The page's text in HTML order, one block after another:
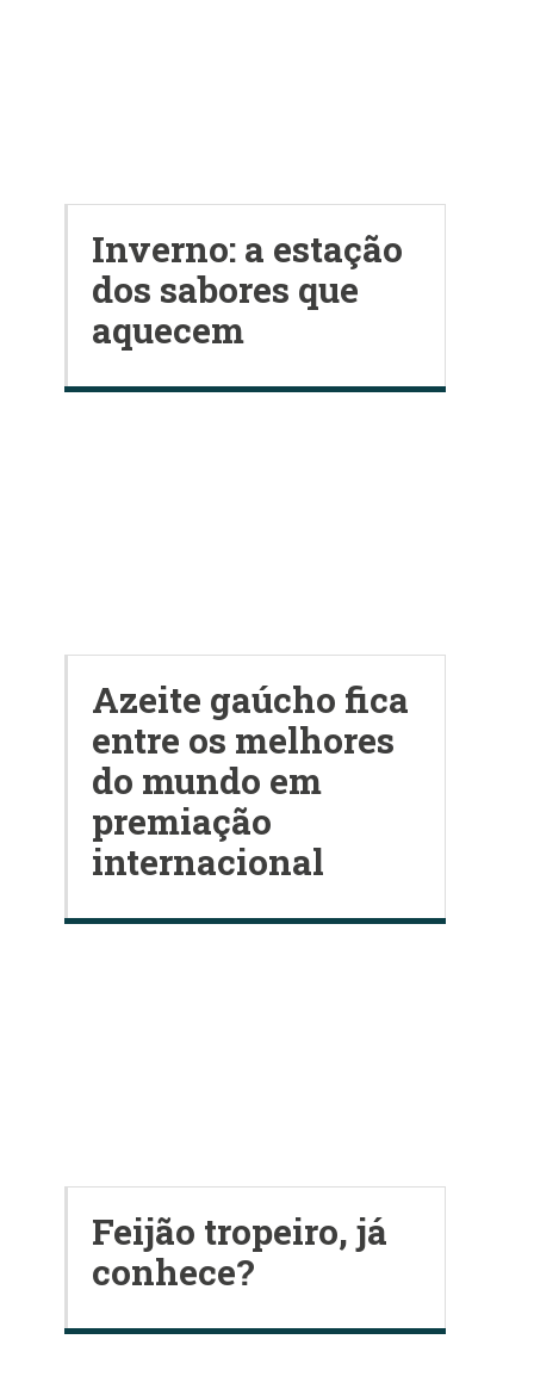
Inverno: a estação
dos sabores que
aquecem
Azeite gaúcho fica
entre os melhores
do mundo em
premiação
internacional
Feijão tropeiro, já
conhece?